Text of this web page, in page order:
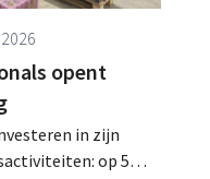
opent
in zijn
op 5